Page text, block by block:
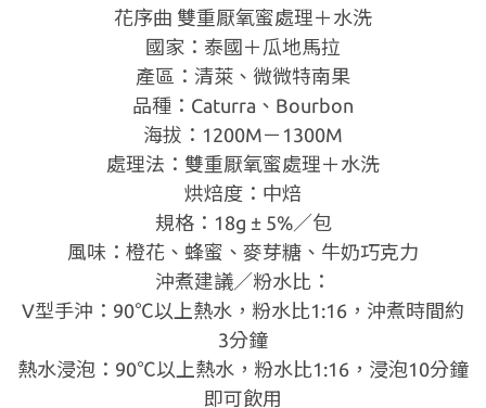
花序曲 雙重厭氧蜜處理＋水洗
國家：泰國＋瓜地馬拉
產區：清萊、微微特南果
品種：Caturra、Bourbon
海拔：1200M－1300M
處理法：雙重厭氧蜜處理＋水洗
烘焙度：中焙
規格：18g ± 5%／包
風味：橙花、蜂蜜、麥芽糖、牛奶巧克力
沖煮建議／粉水比：
V型手沖：90℃以上熱水，粉水比1:16，沖煮時間約
3分鐘
熱水浸泡：90℃以上熱水，粉水比1:16，浸泡10分鐘
即可飲用